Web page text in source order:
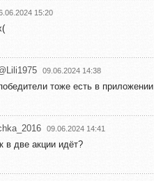
15:20
09.06.2024 14:38
тоже есть в приложении.
09.06.2024 14:41
в две акции идёт?